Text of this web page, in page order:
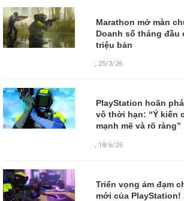
Marathon mở màn
Doanh số tháng đầu
triệu bản
, 25/3/26
PlayStation hoãn
vô thời hạn: “Ý kiến
mạnh mẽ và rõ ràng”
18/6/25
Triển vọng ảm đạm
mới của PlayStation!